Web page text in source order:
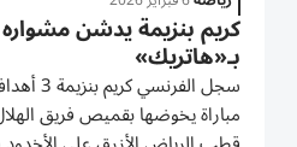
كريم بنزيمة يدشن
بـ«هاتريك»
سجل
مباراة يخوضها بقميص فريق